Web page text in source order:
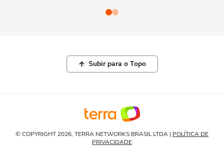
Subir para o Topo
© COPYRIGHT 2026, TERRA NETWORKS BRASIL LTDA | POLÍTICA DE
PRIVACIDADE